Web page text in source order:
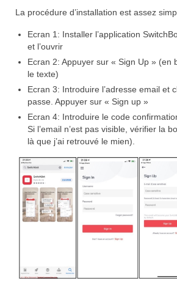
La procédure d’installation est assez
Ecran 1: Installer l’application
et l’ouvrir
Ecran 2: Appuyer sur « Sign Up » (en
le texte)
Ecran 3: Introduire l’adresse email et
passe. Appuyer sur « Sign up »
Ecran 4: Introduire le code
Si l’email n’est pas visible, vérifier la
là que j’ai retrouvé le mien).